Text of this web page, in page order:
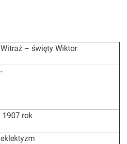
Witraż – święty Wiktor
-
1907 rok
eklektyzm